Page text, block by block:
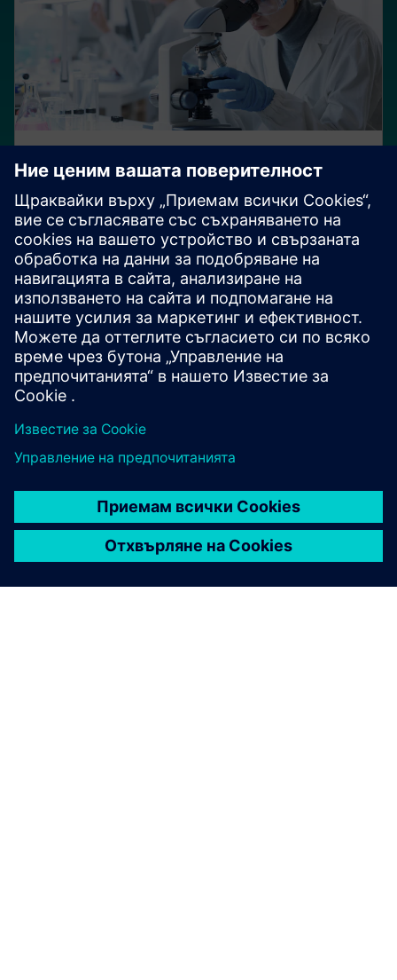
Октофарма
Предсказуема поддръжка, базирана на данни и
прозрачност на производството. Определяне на
план за мащабируеми аналитични решения във
фармацията